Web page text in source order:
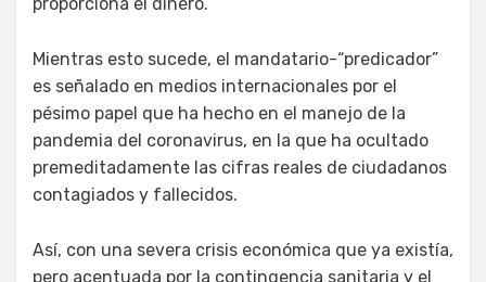
Mientras esto sucede, el mandatario-“predicador”
es señalado en medios internacionales por el
pésimo papel que ha hecho en el manejo de la
pandemia del coronavirus, en la que ha ocultado
premeditadamente las cifras reales de ciudadanos
contagiados y fallecidos.
Así, con una severa crisis económica que ya existía,
pero acentuada por la contingencia sanitaria y el